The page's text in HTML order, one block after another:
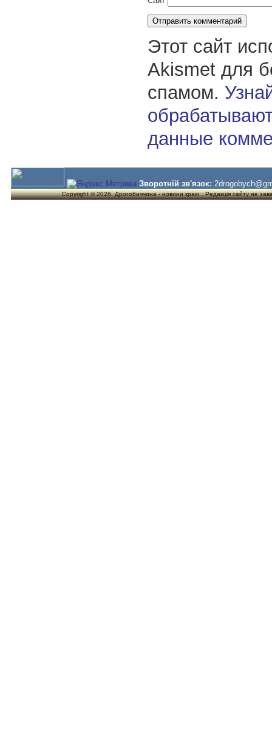
Этот сайт
Akismet для
спамом.
данные
Зворотній зв'язок:
Copyright © 2026. Дрогобиччина - новини краю . Редакція сайту не